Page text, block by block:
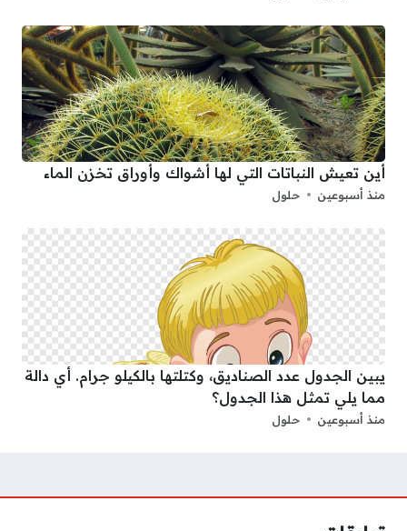
أين تعيش النباتات التي لها أشواك وأوراق تخزن الماء
منذ أسبوعين حلول
يبين الجدول عدد الصناديق، وكتلتها بالكيلو جرام. أي دالة
مما يلي تمثل هذا الجدول؟
منذ أسبوعين حلول